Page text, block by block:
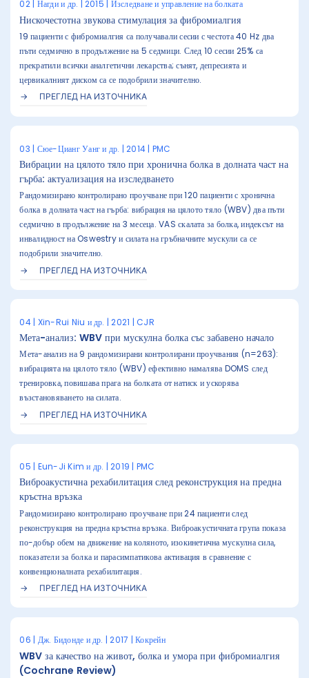
02 | Нагди и др. | 2015 | Изследване и управление на болката
Нискочестотна звукова стимулация за фибромиалгия
19 пациенти с фибромиалгия са получавали сесии с честота 40 Hz два
пъти седмично в продължение на 5 седмици. След 10 сесии 25% са
прекратили всички аналгетични лекарства; сънят, депресията и
цервикалният диском са се подобрили значително.
ПРЕГЛЕД НА ИЗТОЧНИКА
03 | Сюе-Цианг Уанг и др. | 2014 | PMC
Вибрации на цялото тяло при хронична болка в долната част на
гърба: актуализация на изследването
Рандомизирано контролирано проучване при 120 пациенти с хронична
болка в долната част на гърба: вибрация на цялото тяло (WBV) два пъти
седмично в продължение на 3 месеца. VAS скалата за болка, индексът на
инвалидност на Oswestry и силата на гръбначните мускули са се
подобрили значително.
ПРЕГЛЕД НА ИЗТОЧНИКА
04 | Xin-Rui Niu и др. | 2021 | CJR
Мета-анализ: WBV при мускулна болка със забавено начало
Мета-анализ на 9 рандомизирани контролирани проучвания (n=263):
вибрацията на цялото тяло (WBV) ефективно намалява DOMS след
тренировка, повишава прага на болката от натиск и ускорява
възстановяването на силата.
ПРЕГЛЕД НА ИЗТОЧНИКА
05 | Eun-Ji Kim и др. | 2019 | PMC
Виброакустична рехабилитация след реконструкция на предна
кръстна връзка
Рандомизирано контролирано проучване при 24 пациенти след
реконструкция на предна кръстна връзка. Виброакустичната група показа
по-добър обем на движение на коляното, изокинетична мускулна сила,
показатели за болка и парасимпатикова активация в сравнение с
конвенционалната рехабилитация.
ПРЕГЛЕД НА ИЗТОЧНИКА
06 | Дж. Бидонде и др. | 2017 | Кокрейн
WBV за качество на живот, болка и умора при фибромиалгия
(Cochrane Review)